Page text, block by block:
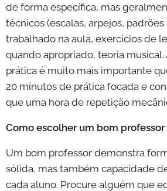
de forma específica, mas
técnicos (escalas, arpejos,
trabalhado na aula, exercícios de
quando apropriado, teoria musical.
prática é muito mais importante
20 minutos de prática focada e
que uma hora de repetição
Como escolher um bom professor
Um bom professor demonstra
sólida, mas também capacidade
cada aluno. Procure alguém que